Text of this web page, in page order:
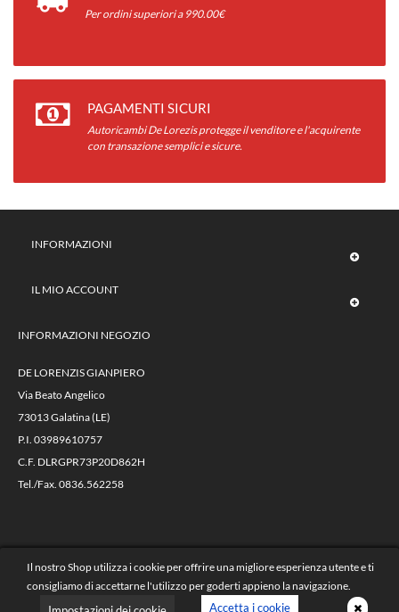
Il nostro Shop utilizza i cookie per offrire una migliore esperienza utente e ti
consigliamo di accettarne l'utilizzo per goderti appieno la navigazione.
Accetta i cookie
Per ordini superiori a 990.00€
PAGAMENTI SICURI
Autoricambi De Lorezis protegge il venditore e l'acquirente
con transazione semplici e sicure.
INFORMAZIONI
IL MIO ACCOUNT
INFORMAZIONI NEGOZIO
DE LORENZIS GIANPIERO
Via Beato Angelico
73013 Galatina (LE)
P.I. 03989610757
C.F. DLRGPR73P20D862H
Tel./Fax. 0836.562258
powered by
| e-commerce collegato alla